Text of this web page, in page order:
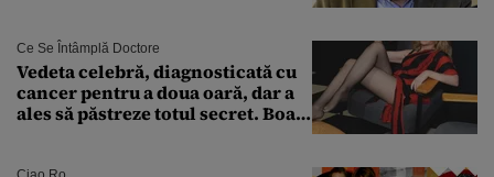
Ce Se Întâmplă Doctore
Vedeta celebră, diagnosticată cu
cancer pentru a doua oară, dar a
ales să păstreze totul secret. Boala